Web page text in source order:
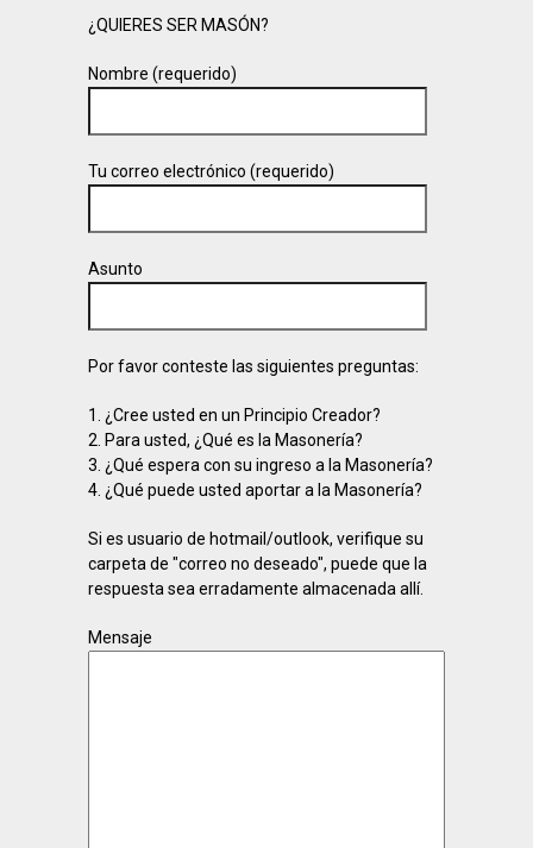
¿QUIERES SER MASÓN?
Nombre (requerido)
Tu correo electrónico (requerido)
Asunto
Por favor conteste las siguientes preguntas:
1. ¿Cree usted en un Principio Creador?
2. Para usted, ¿Qué es la Masonería?
3. ¿Qué espera con su ingreso a la Masonería?
4. ¿Qué puede usted aportar a la Masonería?
Si es usuario de hotmail/outlook, verifique su
carpeta de "correo no deseado", puede que la
respuesta sea erradamente almacenada allí.
Mensaje